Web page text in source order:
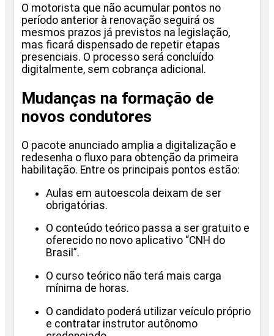
O motorista que não acumular pontos no
período anterior à renovação seguirá os
mesmos prazos já previstos na legislação,
mas ficará dispensado de repetir etapas
presenciais. O processo será concluído
digitalmente, sem cobrança adicional.
Mudanças na formação de
novos condutores
O pacote anunciado amplia a digitalização e
redesenha o fluxo para obtenção da primeira
habilitação. Entre os principais pontos estão:
Aulas em autoescola deixam de ser
obrigatórias.
O conteúdo teórico passa a ser gratuito e
oferecido no novo aplicativo “CNH do
Brasil”.
O curso teórico não terá mais carga
mínima de horas.
O candidato poderá utilizar veículo próprio
e contratar instrutor autônomo